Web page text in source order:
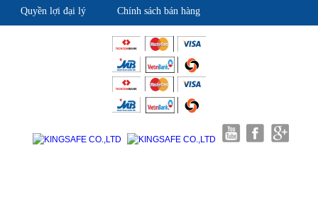
Quyền lợi đại lý Chính sách bán hàng